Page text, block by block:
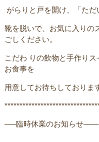
がらりと戸を開け、「ただ
靴を脱いで、お気に入りの
ごしください。
こだわ りの飲物と手作り
お食事を
用意してお待ちしておりま
—–臨時休業のお知らせ